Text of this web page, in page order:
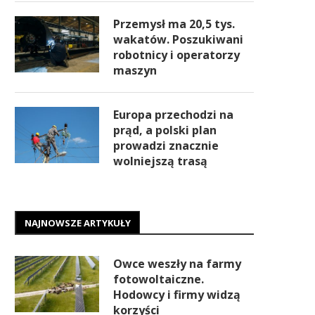
Przemysł ma 20,5 tys.
wakatów. Poszukiwani
robotnicy i operatorzy
maszyn
Europa przechodzi na
prąd, a polski plan
prowadzi znacznie
wolniejszą trasą
NAJNOWSZE ARTYKUŁY
Owce weszły na farmy
fotowoltaiczne.
Hodowcy i firmy widzą
korzyści